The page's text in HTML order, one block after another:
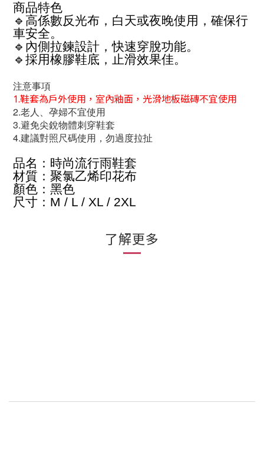
商品特色
🔹高係數反光布，白天或夜晚使用，確保行
車安全。
🔹內側拉鍊設計，快速穿脫功能。
🔹採用橡膠鞋底，止滑效果佳。
注意事項
1.鞋套為戶外使用，室內釉面，光滑地板磁磚不宜使用
2.老人、孕婦不宜使用
3.避免尖銳物體刺穿鞋套
4.建議對照尺碼使用，勿過度拉扯
品名：時尚流行雨鞋套
材質：聚氯乙烯印花布
顏色：黑色
尺寸：M / L / XL / 2XL
了解更多